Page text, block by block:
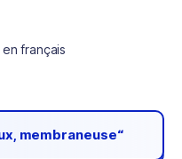
français
membraneuse“